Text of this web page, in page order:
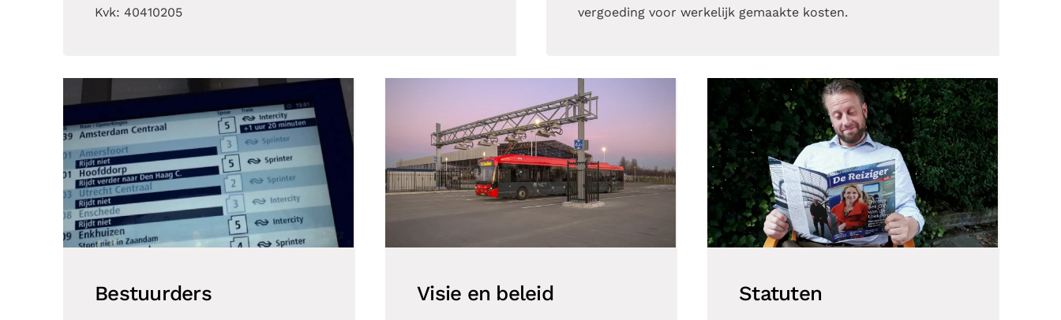
Kvk: 40410205
vergoeding voor werkelijk gemaakte kosten.
Bestuurders Visie en beleid Statuten